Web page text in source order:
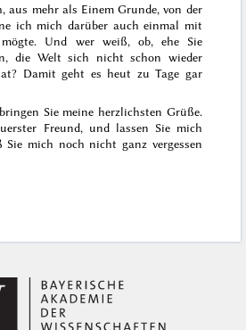
aus mehr als Einem Grunde, von der
ich mich darüber auch einmal mit
mögte. Und wer weiß, ob, ehe Sie
die Welt sich nicht schon wieder
Damit geht es heut zu Tage gar
bringen Sie meine herzlichsten Grüße.
Freund, und lassen Sie mich
Sie mich noch nicht ganz vergessen